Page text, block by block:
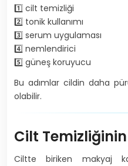
1️⃣ cilt temizliği
2️⃣ tonik kullanımı
3️⃣ serum uygulaması
4️⃣ nemlendirici
5️⃣ güneş koruyucu
Bu adımlar cildin daha
olabilir.
Cilt
Ciltte biriken makyaj